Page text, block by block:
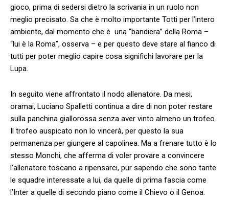
gioco, prima di sedersi dietro la scrivania in un ruolo non
meglio precisato. Sa che è molto importante Totti per l’intero
ambiente, dal momento che è una “bandiera” della Roma –
“lui è la Roma”, osserva – e per questo deve stare al fianco di
tutti per poter meglio capire cosa significhi lavorare per la
Lupa.
In seguito viene affrontato il nodo allenatore. Da mesi,
oramai, Luciano Spalletti continua a dire di non poter restare
sulla panchina giallorossa senza aver vinto almeno un trofeo.
Il trofeo auspicato non lo vincerà, per questo la sua
permanenza per giungere al capolinea. Ma a frenare tutto è lo
stesso Monchi, che afferma di voler provare a convincere
l’allenatore toscano a ripensarci, pur sapendo che sono tante
le squadre interessate a lui, da quelle di prima fascia come
l’Inter a quelle di secondo piano come il Chievo o il Genoa.